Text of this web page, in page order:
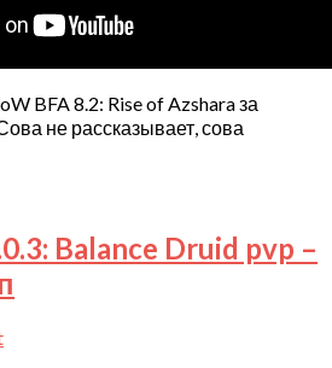
BFA 8.2: Rise of Azshara за
не рассказывает, сова
Balance Druid pvp –